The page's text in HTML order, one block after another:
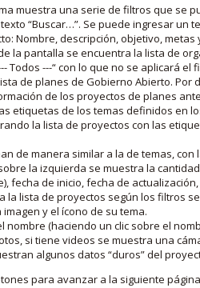
muestra una serie de filtros que se
“Buscar…”. Se puede ingresar
Nombre, descripción, objetivo,
la pantalla se encuentra la lista de
Todos ---“ con lo que no se aplicará
de planes de Gobierno Abierto.
de los proyectos de planes
etiquetas de los temas definidos en
la lista de proyectos con las
de manera similar a la de temas,
la izquierda se muestra la
fecha de inicio, fecha de
la lista de proyectos según los filtros
y el ícono de su tema.
nombre (haciendo un clic sobre el
si tiene videos se muestra una
algunos datos “duros” del
para avanzar a la siguiente